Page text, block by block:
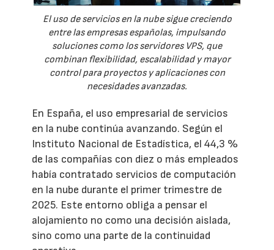
El uso de servicios en la nube sigue creciendo
entre las empresas españolas, impulsando
soluciones como los servidores VPS, que
combinan flexibilidad, escalabilidad y mayor
control para proyectos y aplicaciones con
necesidades avanzadas.
En España, el uso empresarial de servicios
en la nube continúa avanzando. Según el
Instituto Nacional de Estadística, el 44,3 %
de las compañías con diez o más empleados
había contratado servicios de computación
en la nube durante el primer trimestre de
2025. Este entorno obliga a pensar el
alojamiento no como una decisión aislada,
sino como una parte de la continuidad